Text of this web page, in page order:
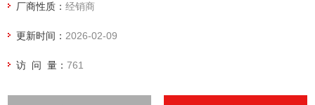
场。本公司聚集了朝气蓬勃、团结一致的工作人员，在瞬息万
厂商性质：经销商
更新时间： 2026-02-09
访 问 量：761